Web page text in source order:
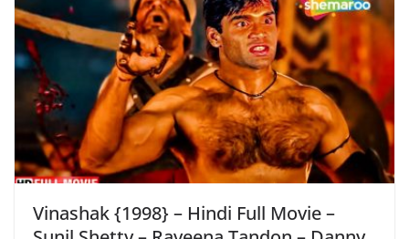
Vinashak {1998} – Hindi Full Movie –